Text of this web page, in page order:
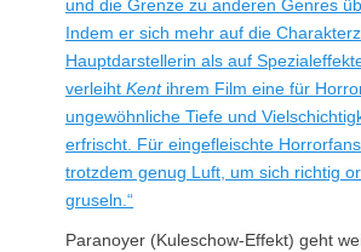
und die Grenze zu anderen Genres
Indem er sich mehr auf die
Hauptdarstellerin als auf
verleiht Kentihrem Film eine für
ungewöhnliche Tiefe und
erfrischt. Für eingefleischte
trotzdem genug Luft, um sich richtig
gruseln.“
Paranoyer (Kuleschow-Effekt) geht